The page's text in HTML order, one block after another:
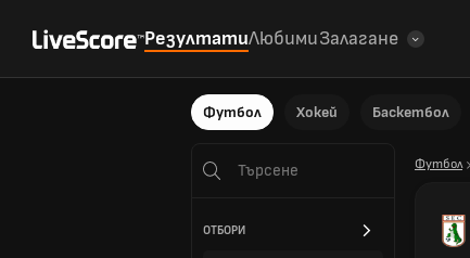
РезултатиЛюбимиЗалагане
Футбол Хокей Баскетбол
ОТБОРИ
Футбол